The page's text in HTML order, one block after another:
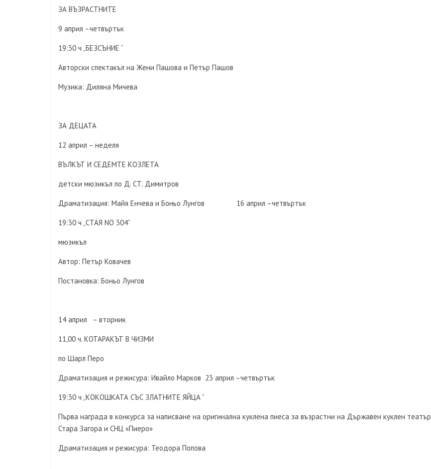
ЗА ВЪЗРАСТНИТЕ
9 април –четвъртък
19:30 ч „БЕЗСЪНИЕ “
Авторски спектакъл на Жени Пашова и Петър Пашов
Музика: Диляна Мичева
ЗА ДЕЦАТА
12 април – неделя
ВЪЛКЪТ И СЕДЕМТЕ КОЗЛЕТА
детски мюзикъл по Д. СТ. Димитров
Драматизация: Майя Енчева и Боньо Лунгов 16 април –четвъртък
19:30 ч „СТАЯ NO 304“
мюзикъл
Автор: Петър Ковачев
Постановка: Боньо Лунгов
14 април – вторник
11,00 ч. КОТАРАКЪТ В ЧИЗМИ
по Шарл Перо
Драматизация и режисура: Ивайло Марков 23 април –четвъртък
19:30 ч „КОКОШКАТА СЪС ЗЛАТНИТЕ ЯЙЦА “
Първа награда в конкурса за написване на оригинална куклена пиеса за възрастни на Държавен куклен театър
Стара Загора и СНЦ «Пиеро»
Драматизация и режисура: Теодора Попова